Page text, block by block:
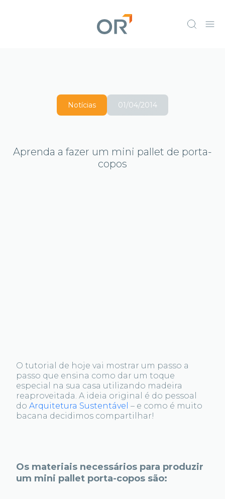
Notícias 01/04/2014
Aprenda a fazer um mini pallet de porta-
copos
O tutorial de hoje vai mostrar um passo a
passo que ensina como dar um toque
especial na sua casa utilizando madeira
reaproveitada. A ideia original é do pessoal
do Arquitetura Sustentável – e como é muito
bacana decidimos compartilhar!
Os materiais necessários para produzir
um mini pallet porta-copos são: